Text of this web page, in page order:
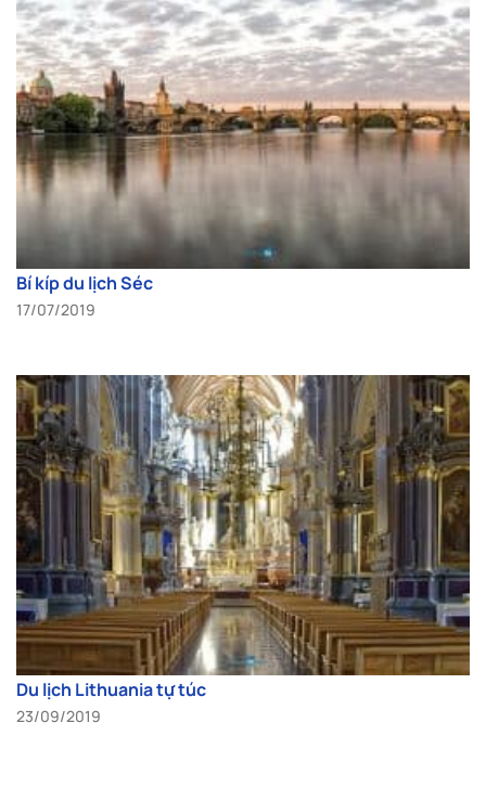
Bí kíp du lịch Séc
17/07/2019
Du lịch Lithuania tự túc
23/09/2019